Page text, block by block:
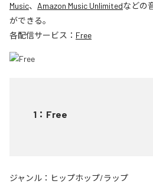
Music、 Amazon Music Unlimitedなどの
ができる。
各配信サービス： Free
1 ： Free
ジャンル： ヒップホップ/ラップ